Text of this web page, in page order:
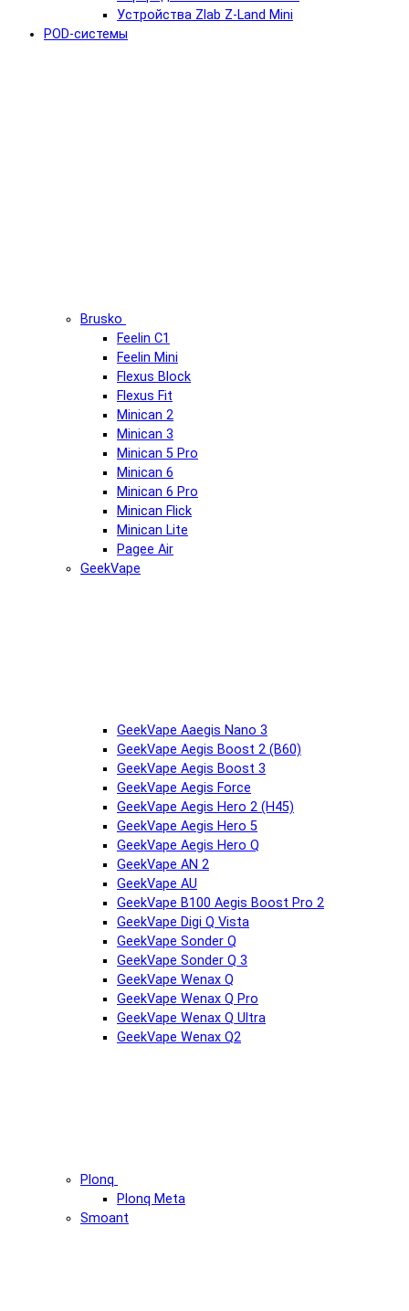
Устройства Zlab Z-Land Mini
POD-системы
Brusko
Feelin C1
Feelin Mini
Flexus Block
Flexus Fit
Minican 2
Minican 3
Minican 5 Pro
Minican 6
Minican 6 Pro
Minican Flick
Minican Lite
Pagee Air
GeekVape
GeekVape Aaegis Nano 3
GeekVape Aegis Boost 2 (B60)
GeekVape Aegis Boost 3
GeekVape Aegis Force
GeekVape Aegis Hero 2 (H45)
GeekVape Aegis Hero 5
GeekVape Aegis Hero Q
GeekVape AN 2
GeekVape AU
GeekVape B100 Aegis Boost Pro 2
GeekVape Digi Q Vista
GeekVape Sonder Q
GeekVape Sonder Q 3
GeekVape Wenax Q
GeekVape Wenax Q Pro
GeekVape Wenax Q Ultra
GeekVape Wenax Q2
Plonq
Plonq Meta
Smoant